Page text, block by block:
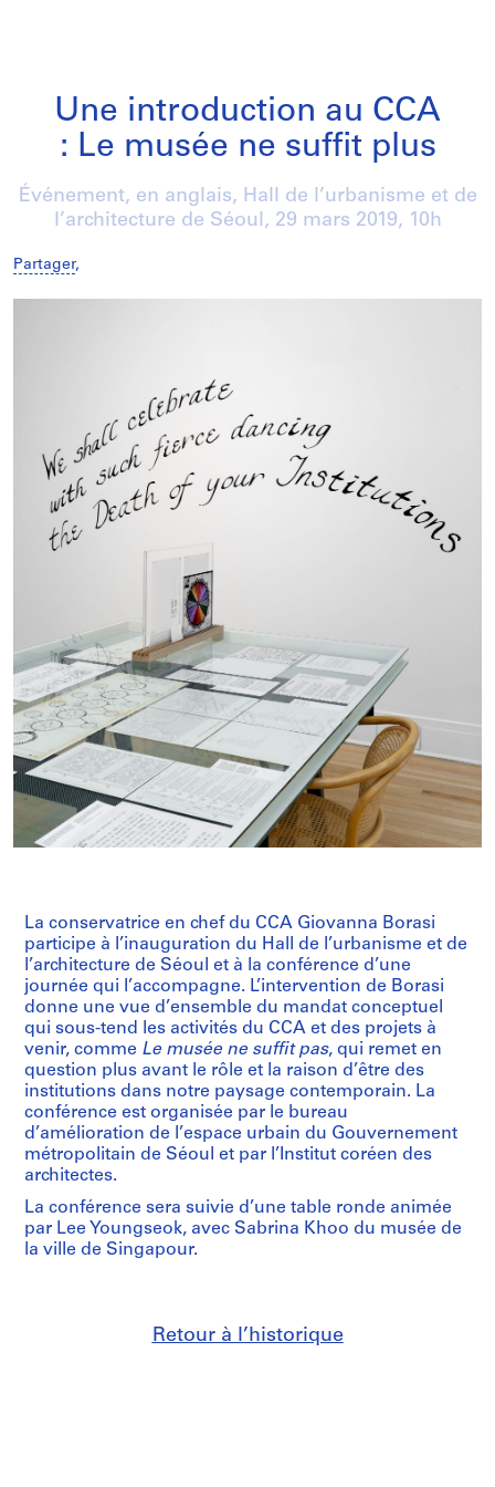
Une introduction au CCA
: Le musée ne suffit plus
Événement, en anglais, Hall de l’urbanisme et de
l’architecture de Séoul, 29 mars 2019, 10h
Partager,
La conservatrice en chef du CCA Giovanna Borasi
participe à l’inauguration du Hall de l’urbanisme et de
l’architecture de Séoul et à la conférence d’une
journée qui l’accompagne. L’intervention de Borasi
donne une vue d’ensemble du mandat conceptuel
qui sous-tend les activités du CCA et des projets à
venir, comme Le musée ne suffit pas, qui remet en
question plus avant le rôle et la raison d’être des
institutions dans notre paysage contemporain. La
conférence est organisée par le bureau
d’amélioration de l’espace urbain du Gouvernement
métropolitain de Séoul et par l’Institut coréen des
architectes.
La conférence sera suivie d’une table ronde animée
par Lee Youngseok, avec Sabrina Khoo du musée de
la ville de Singapour.
Retour à l’historique